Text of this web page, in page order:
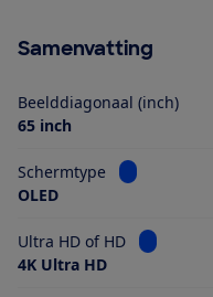
Samenvatting
Beelddiagonaal (inch)
65 inch
Schermtype
Bekijk
OLED
Ultra HD of HD
Bekijk
4K Ultra HD